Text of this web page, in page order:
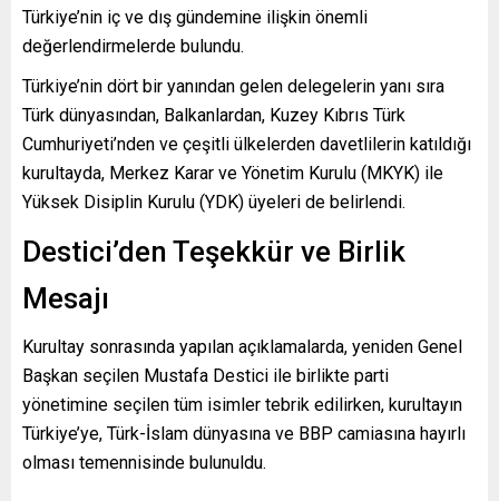
Türkiye’nin iç ve dış gündemine ilişkin önemli
değerlendirmelerde bulundu.
Türkiye’nin dört bir yanından gelen delegelerin yanı sıra
Türk dünyasından, Balkanlardan, Kuzey Kıbrıs Türk
Cumhuriyeti’nden ve çeşitli ülkelerden davetlilerin katıldığı
kurultayda, Merkez Karar ve Yönetim Kurulu (MKYK) ile
Yüksek Disiplin Kurulu (YDK) üyeleri de belirlendi.
Destici’den Teşekkür ve Birlik
Mesajı
Kurultay sonrasında yapılan açıklamalarda, yeniden Genel
Başkan seçilen Mustafa Destici ile birlikte parti
yönetimine seçilen tüm isimler tebrik edilirken, kurultayın
Türkiye’ye, Türk-İslam dünyasına ve BBP camiasına hayırlı
olması temennisinde bulunuldu.